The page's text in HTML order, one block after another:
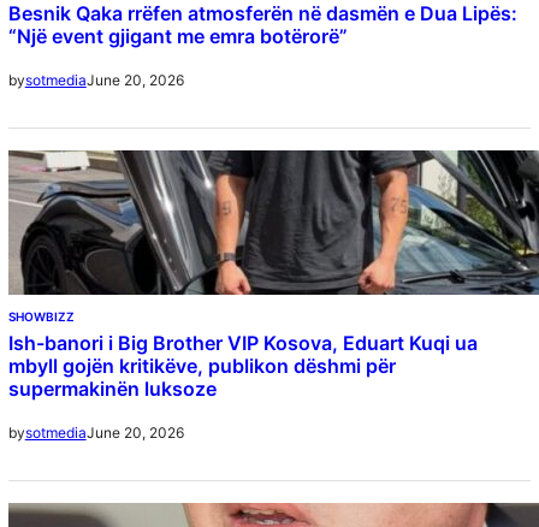
Besnik Qaka rrëfen atmosferën në dasmën e Dua Lipës:
“Një event gjigant me emra botërorë”
bysotmediaJune 20, 2026
SHOWBIZZ
Ish-banori i Big Brother VIP Kosova, Eduart Kuqi ua
mbyll gojën kritikëve, publikon dëshmi për
supermakinën luksoze
bysotmediaJune 20, 2026